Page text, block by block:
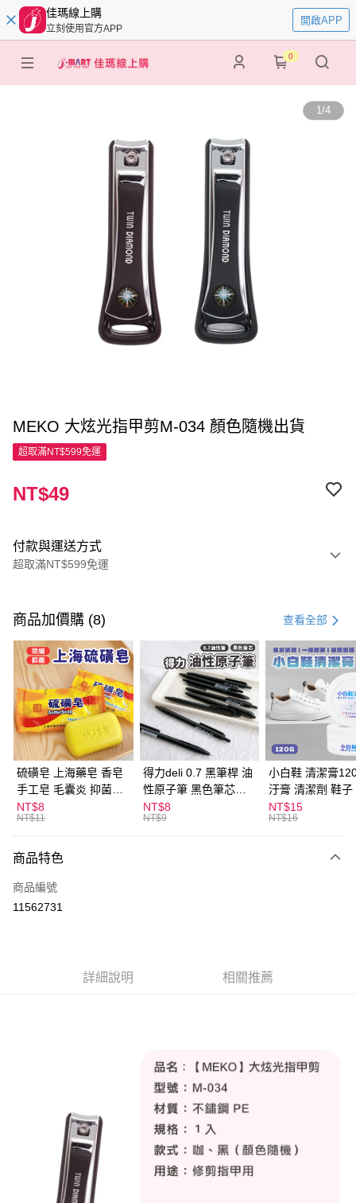
佳瑪線上購
立刻使用官方APP
開啟APP
0
1/4
MEKO 大炫光指甲剪M-034 顏色隨機出貨
超取滿NT$599免運
NT$49
付款與運送方式
超取滿NT$599免運
信用卡一次付款
超商取貨付款
LINE Pay
Apple Pay
街口支付
悠遊付
ATM付款
全家取貨付款
每筆NT$60，滿NT$599(含以上)免運費
付款後全家取貨
每筆NT$60，滿NT$599(含以上)免運費
每筆NT$120，滿NT$1,999(含以上)免運費
商品加價購 (8) 查看全部
硫磺皂 上海藥皂 香皂
手工皂 毛囊炎 抑菌除
蟎 清潔護膚 去油去痘
寵物皮膚病 狗狗貓咪
NT$8
NT$11
得力deli 0.7 黑筆桿 油
性原子筆 黑色筆芯
S304
NT$8
NT$9
小白鞋 清潔膏
汙膏 清潔劑 鞋子
漬 白皮鞋 鞋油
NT$15
NT$16
商品特色
商品編號
11562731
詳細說明 相關推薦